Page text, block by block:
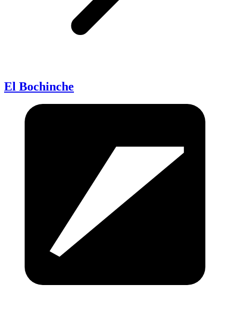
El Bochinche